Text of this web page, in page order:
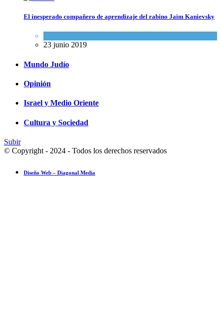
El inesperado compañero de aprendizaje del rabino Jaim Kanievsky
23 junio 2019
Mundo Judío
Opinión
Israel y Medio Oriente
Cultura y Sociedad
Subir
© Copyright - 2024 - Todos los derechos reservados
Diseño Web – Diagonal Media